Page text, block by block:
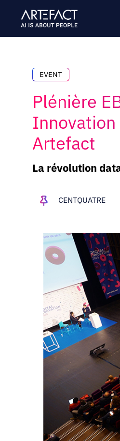
content
EVENT
Plénière
Innovation
Artefact
La révolution
CENTQUATRE